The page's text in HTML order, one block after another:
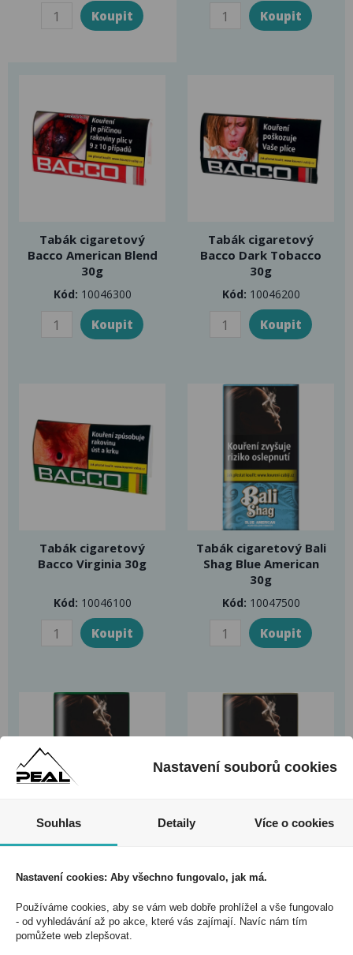
Tabák cigaretový
Bacco American Blend
30g
Kód: 10046300
Tabák cigaretový
Bacco Dark Tobacco
30g
Kód: 10046200
Tabák cigaretový
Bacco Virginia 30g
Kód: 10046100
Tabák cigaretový Bali
Shag Blue American
30g
Kód: 10047500
Shag Premium
Virginia 30g
Kód:10047300
Shag White
Halfzware 30g
Kód:10047400
Nastavení souborů cookies
Souhlas Detaily Více o cookies
Nastavení cookies: Aby všechno fungovalo, jak má.
Používáme cookies, aby se vám web dobře prohlížel a vše fungovalo
- od vyhledávání až po akce, které vás zajímají. Navíc nám tím
pomůžete web zlepšovat.